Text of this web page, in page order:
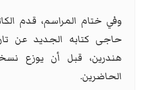
وفي ختام المراسم، قدم
حاجی كتابه الجديد عن
هندرين، قبل أن يوزع
الحاضرين.